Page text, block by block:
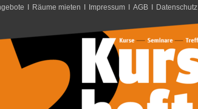
I Räume mieten I Impressum I AGB I Datenschutz